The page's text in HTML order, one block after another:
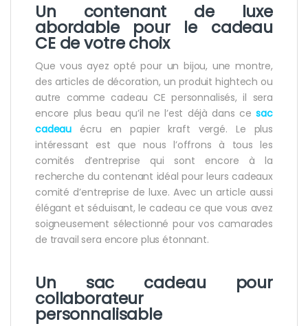
Un contenant de luxe
abordable pour le cadeau
CE de votre choix
Que vous ayez opté pour un bijou, une montre,
des articles de décoration, un produit hightech ou
autre comme cadeau CE personnalisés, il sera
encore plus beau qu’il ne l’est déjà dans cesac
cadeau écru en papier kraft vergé. Le plus
intéressant est que nous l’offrons à tous les
comités d’entreprise qui sont encore à la
recherche du contenant idéal pour leurs cadeaux
comité d’entreprise de luxe. Avec un article aussi
élégant et séduisant, le cadeau ce que vous avez
soigneusement sélectionné pour vos camarades
de travail sera encore plus étonnant.
Un sac cadeau pour
collaborateur
personnalisable